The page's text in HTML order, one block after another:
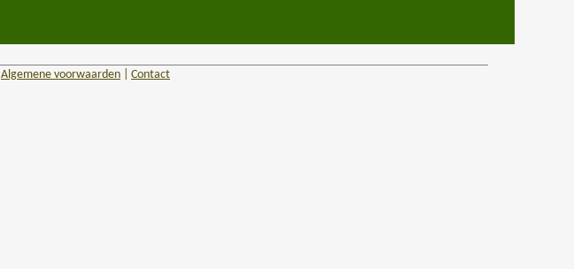
Algemene voorwaarden| Contact